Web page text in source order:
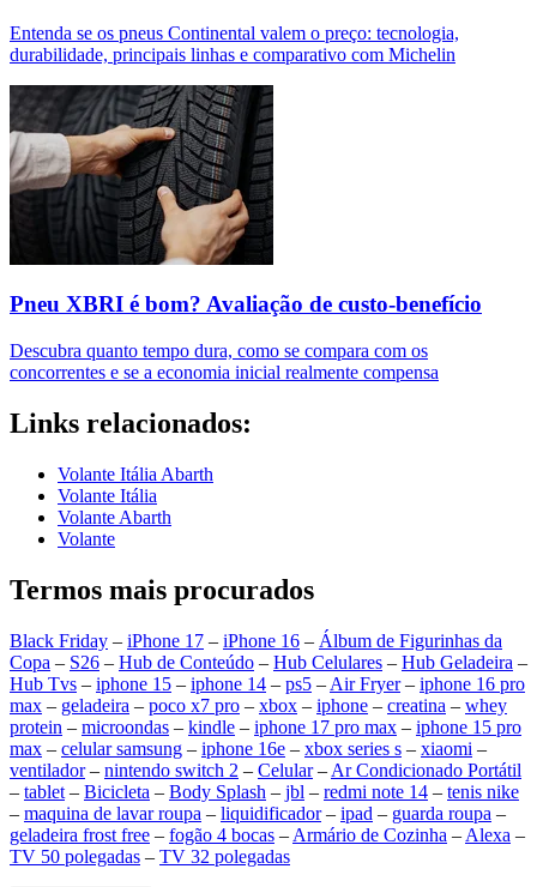
Entenda se os pneus Continental valem o preço: tecnologia,
durabilidade, principais linhas e comparativo com Michelin
Pneu XBRI é bom? Avaliação de custo-benefício
Descubra quanto tempo dura, como se compara com os
concorrentes e se a economia inicial realmente compensa
Links relacionados:
Volante Itália Abarth
Volante Itália
Volante Abarth
Volante
Termos mais procurados
Black Friday – iPhone 17 – iPhone 16 – Álbum de Figurinhas da
Copa – S26 – Hub de Conteúdo – Hub Celulares – Hub Geladeira –
Hub Tvs – iphone 15 – iphone 14 – ps5 – Air Fryer– iphone 16 pro
max – geladeira – poco x7 pro – xbox – iphone – creatina – whey
protein – microondas – kindle – iphone 17 pro max – iphone 15 pro
max – celular samsung – iphone 16e – xbox series s – xiaomi –
ventilador– nintendo switch 2 – Celular– Ar Condicionado Portátil
– tablet – Bicicleta – Body Splash – jbl – redmi note 14 – tenis nike
– maquina de lavar roupa – liquidificador– ipad – guarda roupa –
geladeira frost free – fogão 4 bocas – Armário de Cozinha – Alexa –
TV 50 polegadas – TV 32 polegadas